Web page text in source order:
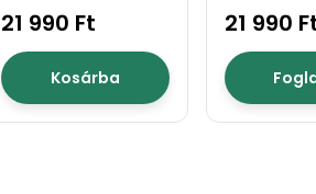
21 990 Ft
Kosárba
21 990